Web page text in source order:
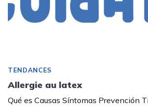
TENDANCES
Allergie au latex
Qué es Causas Síntomas Prevención